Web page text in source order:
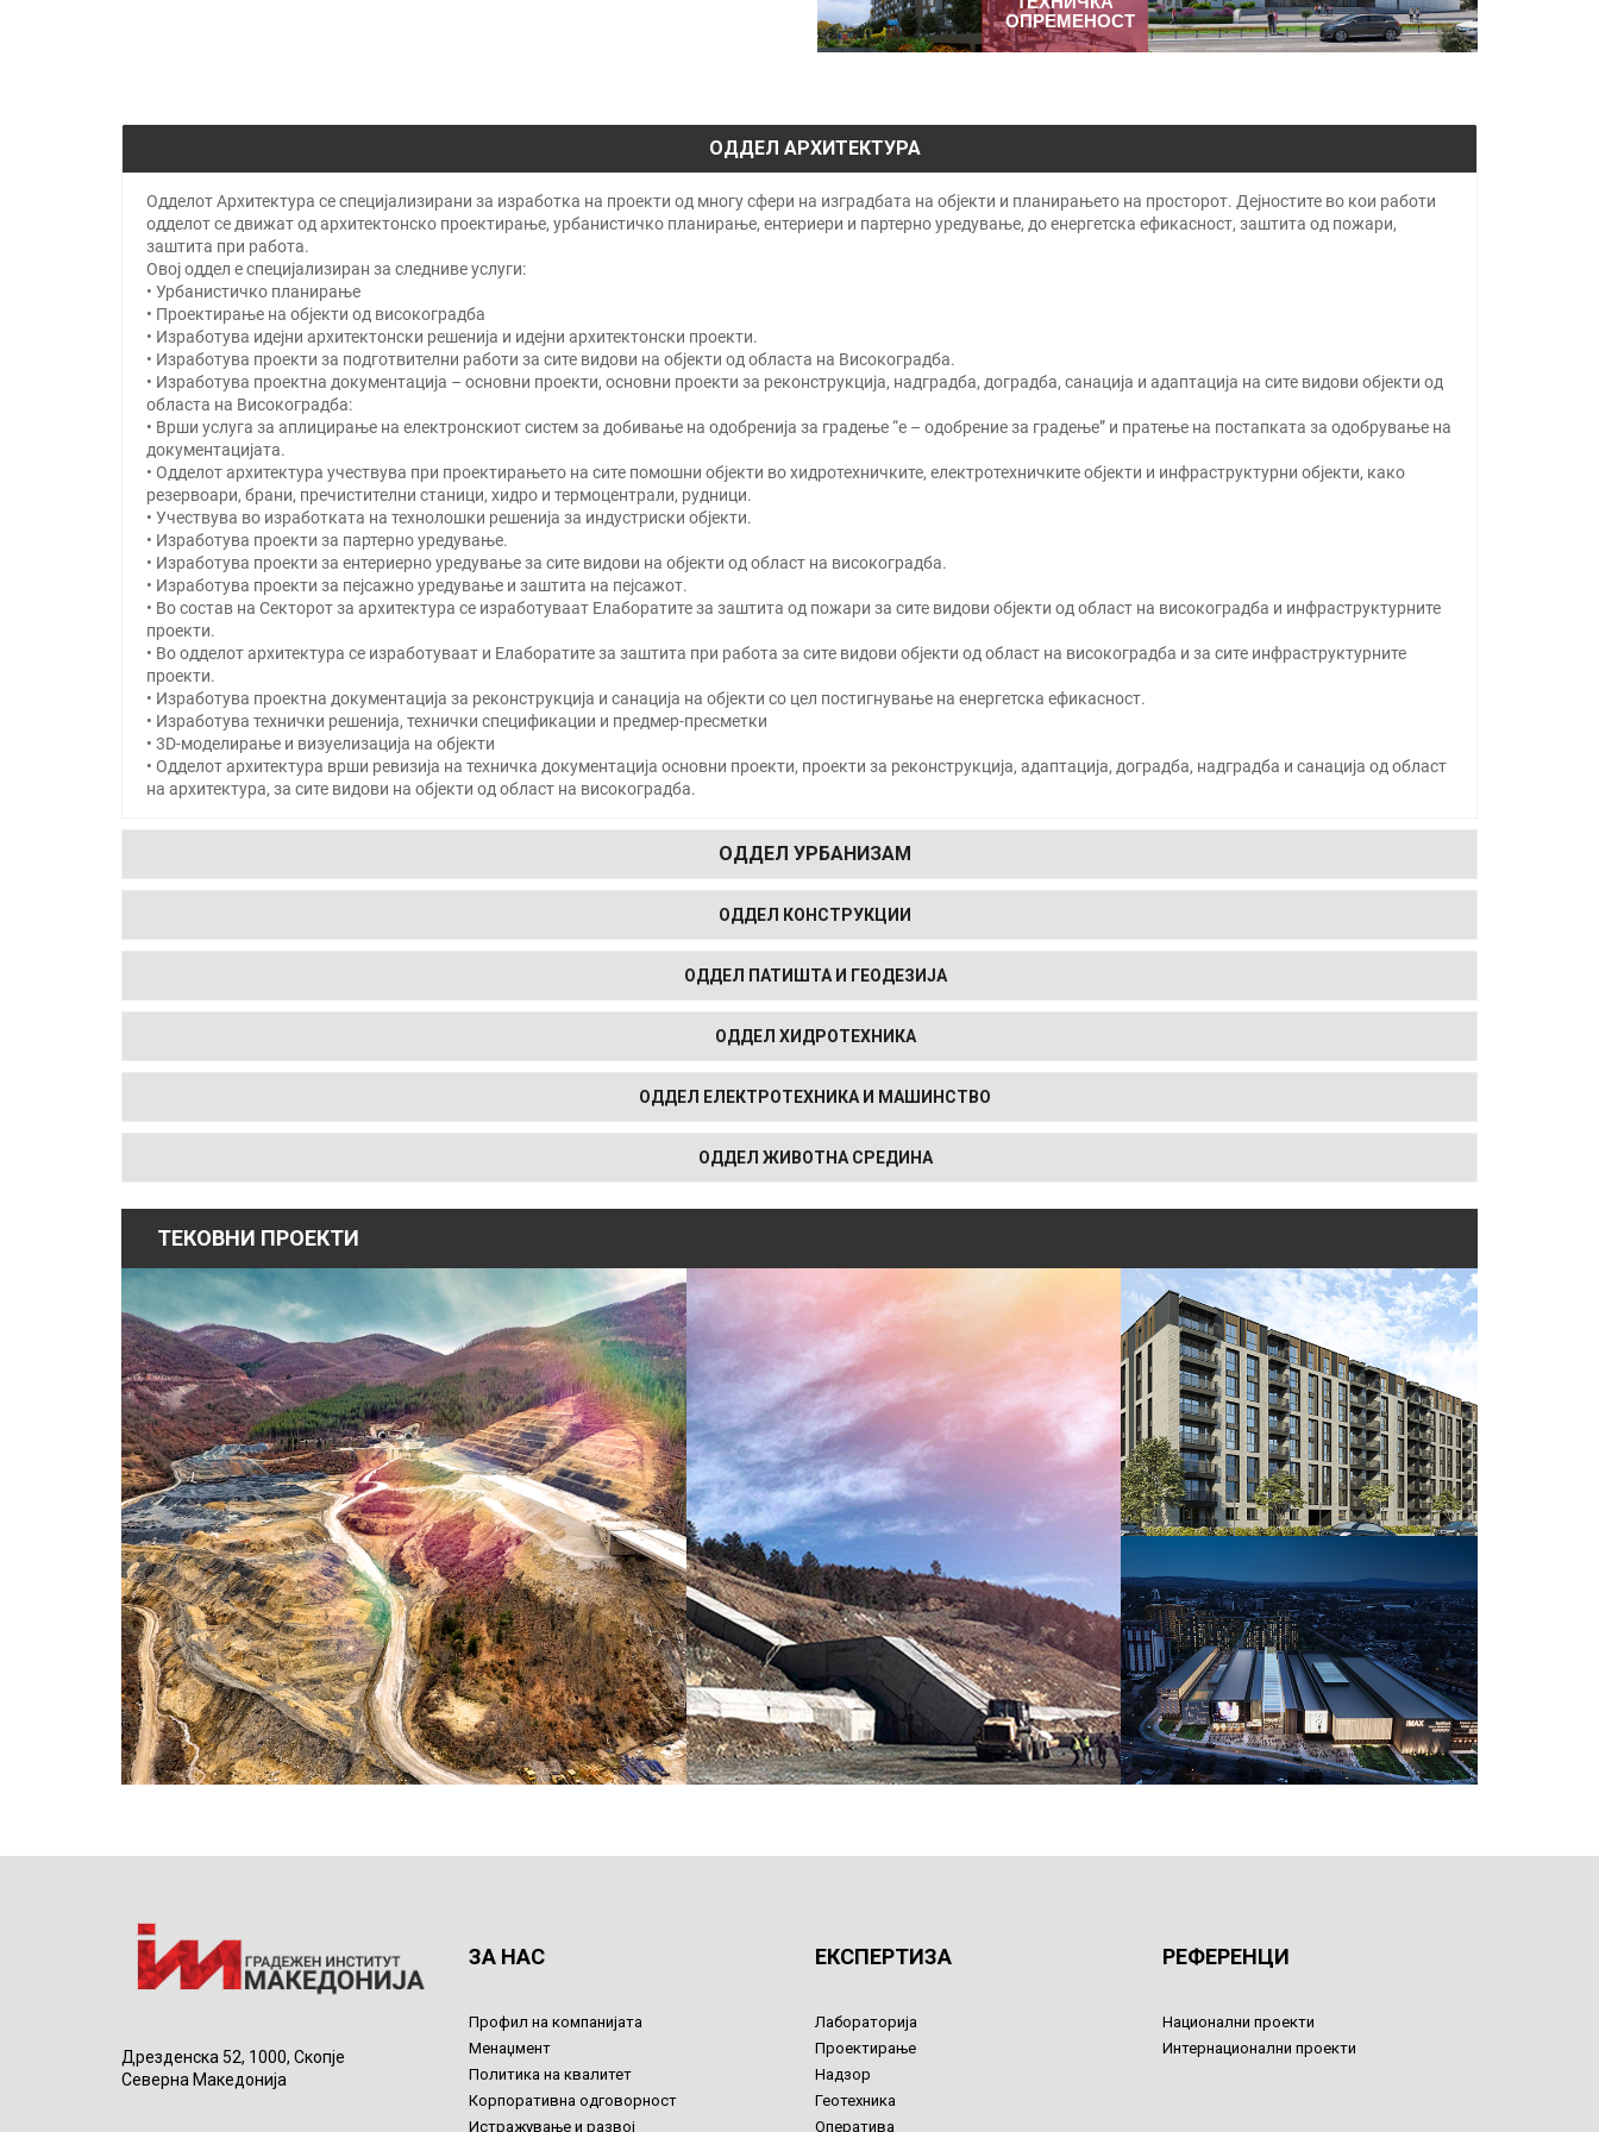
ОПРЕМЕНОСТ
ОДДЕЛ АРХИТЕКТУРА
Одделот Архитектура се специјализирани за изработка на проекти од многу сфери на изградбата на објекти и планирањето на просторот. Дејностите во кои работи
одделот се движат од архитектонско проектирање, урбанистичко планирање, ентериери и партерно уредување, до енергетска ефикасност, заштита од пожари,
заштита при работа.
Овој оддел е специјализиран за следниве услуги:
• Урбанистичко планирање
• Проектирање на објекти од високоградба
• Изработува идејни архитектонски решенија и идејни архитектонски проекти.
• Изработува проекти за подготвителни работи за сите видови на објекти од областа на Високоградба.
• Изработува проектна документација – основни проекти, основни проекти за реконструкција, надградба, доградба, санација и адаптација на сите видови објекти од
областа на Високоградба:
• Врши услуга за аплицирање на електронскиот систем за добивање на одобренија за градење “е – одобрение за градење” и пратење на постапката за одобрување на
документацијата.
• Одделот архитектура учествува при проектирањето на сите помошни објекти во хидротехничките, електротехничките објекти и инфраструктурни објекти, како
резервоари, брани, пречистителни станици, хидро и термоцентрали, рудници.
• Учествува во изработката на технолошки решенија за индустриски објекти.
• Изработува проекти за партерно уредување.
• Изработува проекти за ентериерно уредување за сите видови на објекти од област на високоградба.
• Изработува проекти за пејсажно уредување и заштита на пејсажот.
• Во состав на Секторот за архитектура се изработуваат Елаборатите за заштита од пожари за сите видови објекти од област на високоградба и инфраструктурните
проекти.
• Во одделот архитектура се изработуваат и Елаборатите за заштита при работа за сите видови објекти од област на високоградба и за сите инфраструктурните
проекти.
• Изработува проектна документација за реконструкција и санација на објекти со цел постигнување на енергетска ефикасност.
• Изработува технички решенија, технички спецификации и предмер-пресметки
• 3D-моделирање и визуелизација на објекти
• Одделот архитектура врши ревизија на техничка документација основни проекти, проекти за реконструкција, адаптација, доградба, надградба и санација од област
на архитектура, за сите видови на објекти од област на високоградба.
ОДДЕЛ УРБАНИЗАМ
ОДДЕЛ КОНСТРУКЦИИ
ОДДЕЛ ПАТИШТА И ГЕОДЕЗИЈА
ОДДЕЛ ХИДРОТЕХНИКА
ОДДЕЛ ЕЛЕКТРОТЕХНИКА И МАШИНСТВО
ОДДЕЛ ЖИВОТНА СРЕДИНА
ТЕКОВНИ ПРОЕКТИ
Дрезденска 52, 1000, Скопје
Северна Македонија
ЗА НАС
Профил на компанијата
Менаџмент
Политика на квалитет
Корпоративна одговорност
Истражување и развој
ЕКСПЕРТИЗА
Лабораторија
Проектирање
Надзор
Геотехника
Оператива
РЕФЕРЕНЦИ
Национални проекти
Интернационални проекти